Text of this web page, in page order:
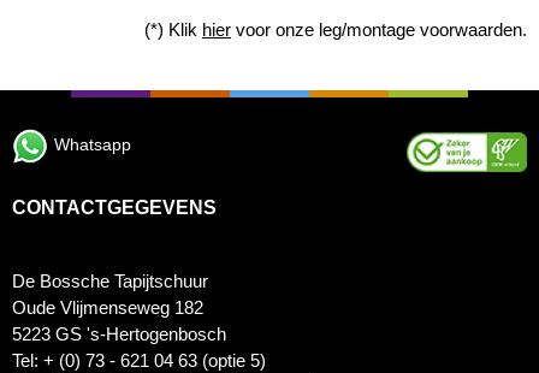
(*) Klik hier voor onze leg/montage voorwaarden.
Whatsapp
CONTACTGEGEVENS
De Bossche Tapijtschuur
Oude Vlijmenseweg 182
5223 GS 's-Hertogenbosch
Tel: + (0) 73 - 621 04 63 (optie 5)